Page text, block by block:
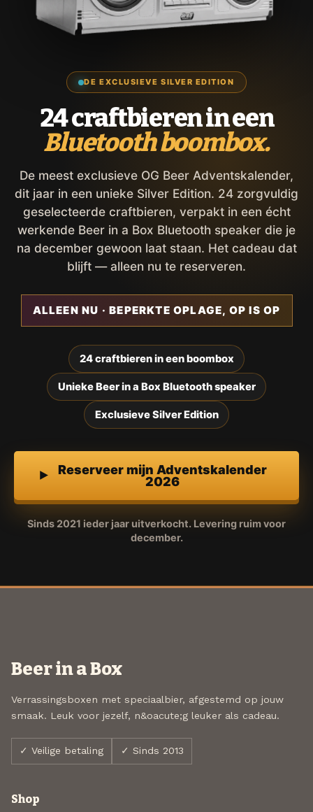
DE EXCLUSIEVE SILVER EDITION
24 craftbieren in een
Bluetooth boombox.
De meest exclusieve OG Beer Adventskalender,
dit jaar in een unieke Silver Edition. 24 zorgvuldig
geselecteerde craftbieren, verpakt in een écht
werkende Beer in a Box Bluetooth speaker die je
na december gewoon laat staan. Het cadeau dat
blijft — alleen nu te reserveren.
ALLEEN NU · BEPERKTE OPLAGE, OP IS OP
24 craftbieren in een boombox
Unieke Beer in a Box Bluetooth speaker
Exclusieve Silver Edition
Reserveer mijn Adventskalender
2026
Sinds 2021 ieder jaar uitverkocht. Levering ruim voor
december.
Beer in a Box
Verrassingsboxen met speciaalbier, afgestemd op jouw
smaak. Leuk voor jezelf, n&oacute;g leuker als cadeau.
✓ Veilige betaling ✓ Sinds 2013
Shop